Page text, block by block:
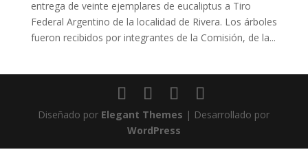
entrega de veinte ejemplares de eucaliptus a Tiro
Federal Argentino de la localidad de Rivera. Los árboles
fueron recibidos por integrantes de la Comisión, de la...
Diseñado por Elegant Themes | Desarrollado por
WordPress